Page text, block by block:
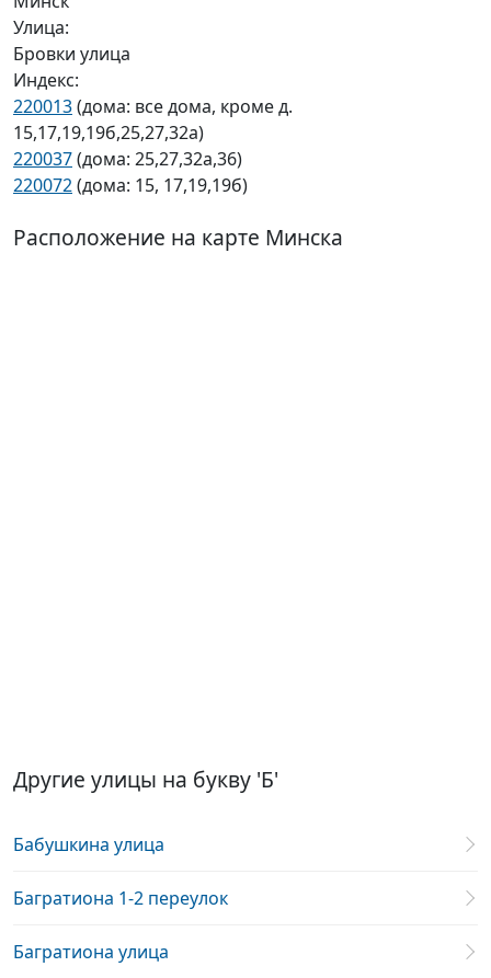
Улица:
Бровки улица
Индекс:
220013(дома: все дома, кроме д.
15,17,19,19б,25,27,32а)
220037(дома: 25,27,32а,36)
220072(дома: 15, 17,19,19б)
Расположение на карте Минска
Другие улицы на букву 'Б'
Бабушкина улица
Багратиона 1-2 переулок
Багратиона улица